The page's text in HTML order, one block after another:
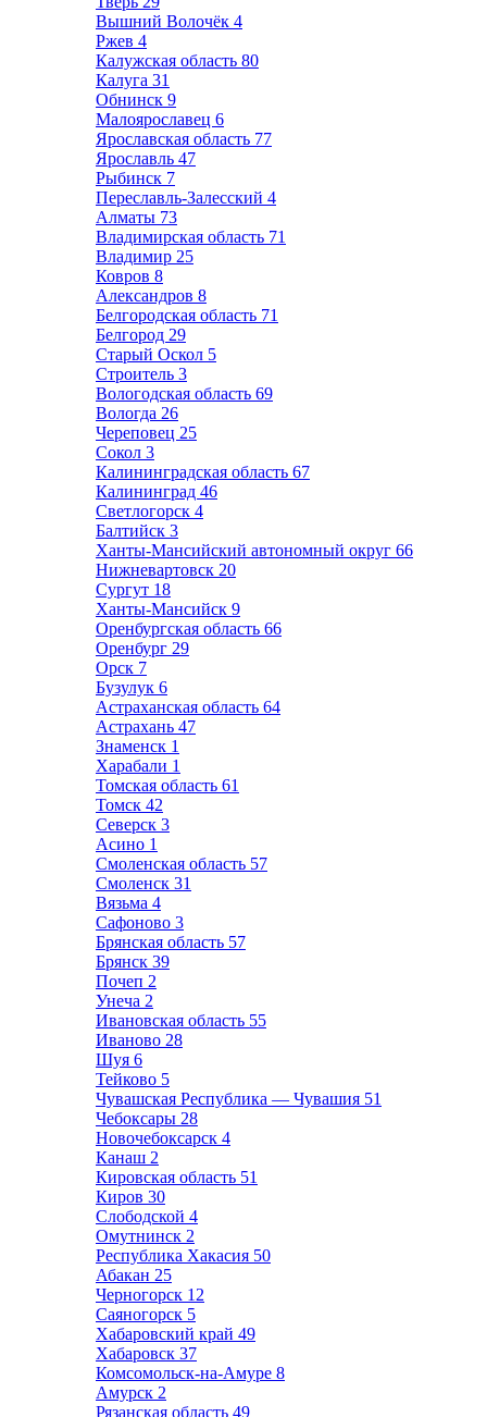
Вышний Волочёк 4
Ржев 4
Калужская область 80
Калуга 31
Обнинск 9
Малоярославец 6
Ярославская область 77
Ярославль 47
Рыбинск 7
Переславль-Залесский 4
Алматы 73
Владимирская область 71
Владимир 25
Ковров 8
Александров 8
Белгородская область 71
Белгород 29
Старый Оскол 5
Строитель 3
Вологодская область 69
Вологда 26
Череповец 25
Сокол 3
Калининградская область 67
Калининград 46
Светлогорск 4
Балтийск 3
Ханты-Мансийский автономный округ 66
Нижневартовск 20
Сургут 18
Ханты-Мансийск 9
Оренбургская область 66
Оренбург 29
Орск 7
Бузулук 6
Астраханская область 64
Астрахань 47
Знаменск 1
Харабали 1
Томская область 61
Томск 42
Северск 3
Асино 1
Смоленская область 57
Смоленск 31
Вязьма 4
Сафоново 3
Брянская область 57
Брянск 39
Почеп 2
Унеча 2
Ивановская область 55
Иваново 28
Шуя 6
Тейково 5
Чувашская Республика — Чувашия 51
Чебоксары 28
Новочебоксарск 4
Канаш 2
Кировская область 51
Киров 30
Слободской 4
Омутнинск 2
Республика Хакасия 50
Абакан 25
Черногорск 12
Саяногорск 5
Хабаровский край 49
Хабаровск 37
Комсомольск-на-Амуре 8
Амурск 2
Рязанская область 49